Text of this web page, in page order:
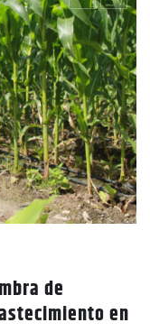
CHOLUTECA
el municipio de
noticias